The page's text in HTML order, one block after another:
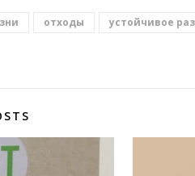
отходы устойчивое